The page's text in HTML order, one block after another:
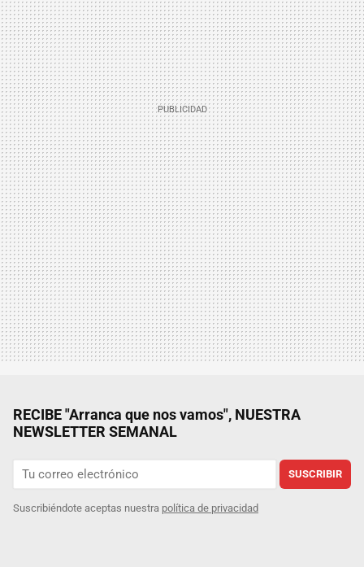
RECIBE "Arranca que nos vamos", NUESTRA
NEWSLETTER SEMANAL
SUSCRIBIR
Suscribiéndote aceptas nuestra política de privacidad